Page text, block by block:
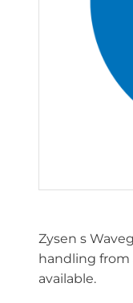
Zysen s
handling from
available.